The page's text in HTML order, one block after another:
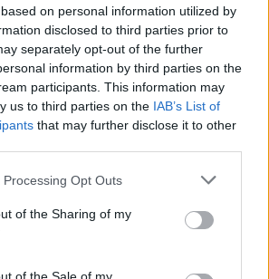
on personal information utilized by
disclosed to third parties prior to
separately opt-out of the further
information by third parties on the
participants. This information may
us to third parties on the IAB’s List of
that may further disclose it to other
Opt Outs
of the Sharing of my
kad D. Trumpo
gali
įtampą rinkoje
Bitkoino
lubas: